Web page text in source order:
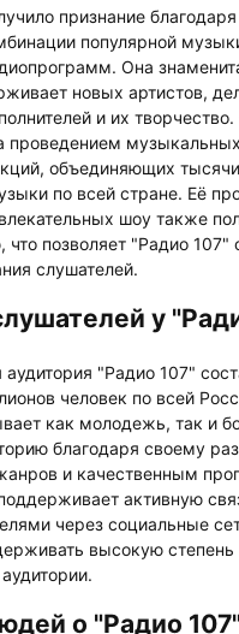
признание
популярной
Она
новых артистов,
и их
проведением музыкальных
объединяющих тысячи
по всей стране. Её
шоу также
что позволяет "Радио 107"
слушателей.
у
"Радио 107"
человек по всей
как молодежь, так и
благодаря своему
и качественным
активную
через социальные
высокую степень
о "Радио